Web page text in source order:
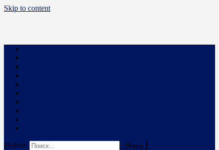
Skip to content
Business PRO
Новости про бизнес и не только
Найти: